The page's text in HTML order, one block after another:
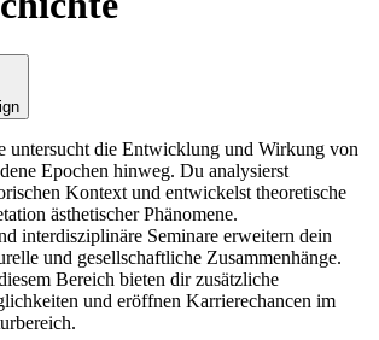
untersucht die Entwicklung und Wirkung von
Epochen hinweg. Du analysierst
Kontext und entwickelst theoretische
ästhetischer Phänomene.
interdisziplinäre Seminare erweitern dein
und gesellschaftliche Zusammenhänge.
Bereich bieten dir zusätzliche
und eröffnen Karrierechancen im